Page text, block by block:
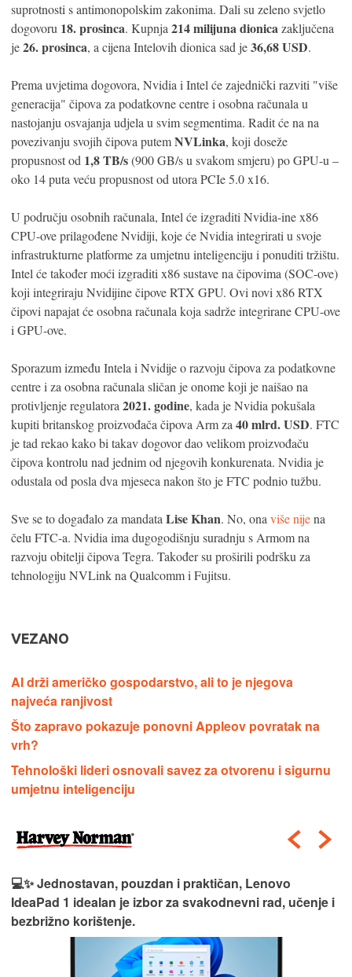
suprotnosti s antimonopolskim zakonima. Dali su zeleno svjetlo
dogovoru 18. prosinca. Kupnja214 milijuna dionicazaključena
je26. prosinca, a cijena Intelovih dionica sad je36,68 USD.
Prema uvjetima dogovora, Nvidia i Intel će zajednički razviti "više
generacija" čipova za podatkovne centre i osobna računala u
nastojanju osvajanja udjela u svim segmentima. Radit će na na
povezivanju svojih čipova putemNVLinka, koji doseže
propusnost od 1,8 TB/s(900 GB/s u svakom smjeru) po GPU-u –
oko 14 puta veću propusnost od utora PCIe 5.0 x16.
U području osobnih računala, Intel će izgraditi Nvidia-ine x86
CPU-ove prilagođene Nvidiji, koje će Nvidia integrirati u svoje
infrastrukturne platforme za umjetnu inteligenciju i ponuditi tržištu.
Intel će također moći izgraditi x86 sustave na čipovima (SOC-ove)
koji integriraju Nvidijine čipove RTX GPU. Ovi novi x86 RTX
čipovi napajat će osobna računala koja sadrže integrirane CPU-ove
i GPU-ove.
Sporazum između Intela i Nvidije o razvoju čipova za podatkovne
centre i za osobna računala sličan je onome koji je naišao na
protivljenje regulatora2021. godine, kada je Nvidia pokušala
kupiti britanskog proizvođača čipova Arm za40 mlrd. USD. FTC
je tad rekao kako bi takav dogovor dao velikom proizvođaču
čipova kontrolu nad jednim od njegovih konkurenata. Nvidia je
odustala od posla dva mjeseca nakon što je FTC podnio tužbu.
Sve se to događalo za mandataLise Khan. No, onaviše nijena
čelu FTC-a. Nvidia ima dugogodišnju suradnju s Armom na
razvoju obitelji čipova Tegra. Također su proširili podršku za
tehnologiju NVLink na Qualcomm i Fujitsu.
VEZANO
AI drži američko gospodarstvo, ali to je njegova
najveća ranjivost
Što zapravo pokazuje ponovni Appleov povratak na
vrh?
Tehnološki lideri osnovali savez za otvorenu i sigurnu
umjetnu inteligenciju
💻✨ Jednostavan, pouzdan i praktičan, Lenovo
IdeaPad 1 idealan je izbor za svakodnevni rad, učenje i
bezbrižno korištenje.